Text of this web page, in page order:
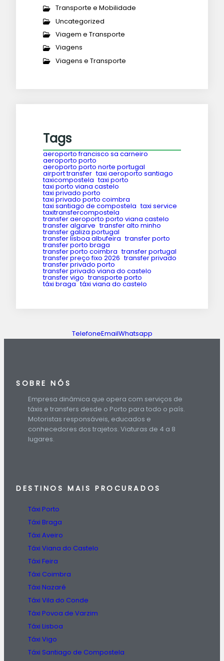
Transporte e Mobilidade
Uncategorized
Viagem e Transporte
Viagens
Viagens e Transporte
Tags
aeroporto francisco sa carneiro
aeroporto porto
aeroporto porto norte portugal
airport transfer taxi aeroporto santiago
taxicompostela taxi porto
taxi porto viana castelo
taxi privado porto
taxi privado porto coimbra
taxi santiago de compostela taxi service
taxitransfercompostela
transfer aeroporto porto viana castelo
transfer algarve transfer alto minho
transfer galiza portugal
transfer lisboa albufeira transfer porto
transfer porto braga
transfer porto coimbra transfer portugal
transfer preço fixo 2026 transfer privado
transfer privado porto
transfer privado viana do castelo
transfer vigo transporte porto
táxi braga táxi viana do castelo
TelefoneEmailWhatsapp
SOBRE NÓS
Empresa dinâmica que opera com serviços de
táxis e transfers desde o Porto para todo o país.
Motoristas responsáveis, educados e
conhecedores dos trajetos. Viaturas de 4 a 8
lugares.
DESTINOS MAIS PROCURADOS
Táxi Porto
Táxi Braga
Táxi Aveiro
Táxi Viana do Castelo
Táxi Feira
Táxi Coimbra
Táxi Nazaré
Táxi Vila do Conde
Táxi Povoa de Varzim
Táxi Lisboa
Táxi Vigo
Táxi Santiago de Compostela